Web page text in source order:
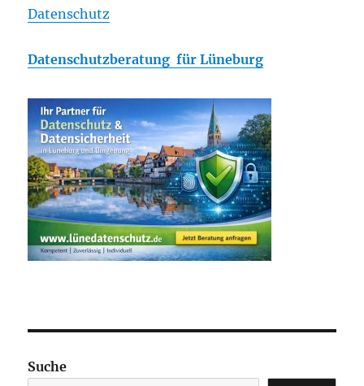
Datenschutz
Datenschutzberatung für Lüneburg
Suche